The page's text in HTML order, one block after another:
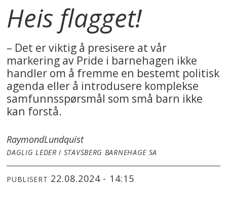
Heis flagget!
– Det er viktig å presisere at vår
markering av Pride i barnehagen ikke
handler om å fremme en bestemt politisk
agenda eller å introdusere komplekse
samfunnsspørsmål som små barn ikke
kan forstå.
RaymondLundquist
DAGLIG LEDER I STAVSBERG BARNEHAGE SA
PUBLISERT 22.08.2024 - 14:15